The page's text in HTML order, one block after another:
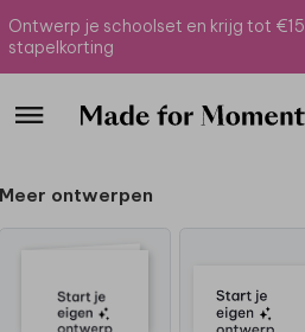
Ontwerp je schoolset en krijg tot €15
stapelkorting
Meer ontwerpen